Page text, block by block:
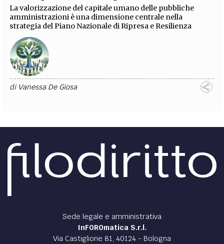
La valorizzazione del capitale umano delle pubbliche
amministrazioni è una dimensione centrale nella
strategia del Piano Nazionale di Ripresa e Resilienza
di Vanessa De Giosa
Sede legale e amministrativa
InFOROmatica S.r.l.
Via Castiglione 81, 40124 - Bologna